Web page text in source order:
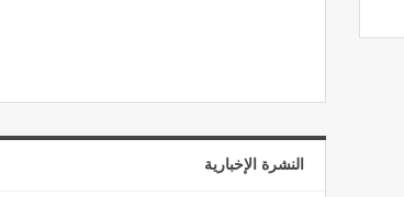
النشرة الإخبارية